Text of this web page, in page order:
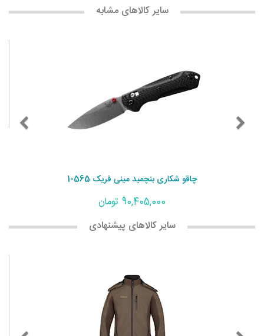
سایر کالاهای مشابه
چاقو شکاری بنچمید مینی فریک 565-1
90,405,000 تومان
سایر کالاهای پیشنهادی